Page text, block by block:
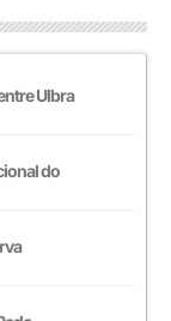
Ulbra
do